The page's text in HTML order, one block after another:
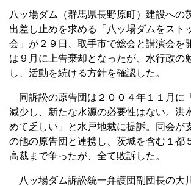
八ッ場ダム（群馬県長野原町）建設への
出差し止めを求める「八ッ場ダムをスト
会」が２９日、取手市で総会と講演会を
は９月に上告棄却となったが、水行政の
し、活動を続ける方針を確認した。
同訴訟の原告団は２００４年１１月に
減少し、新たな水源の必要性はない。洪
めて乏しい」と水戸地裁に提訴。同会が
の他の原告団と連携し、茨城を含む１都
高裁まで争ったが、全て敗訴した。
八ッ場ダム訴訟統一弁護団副団長の大